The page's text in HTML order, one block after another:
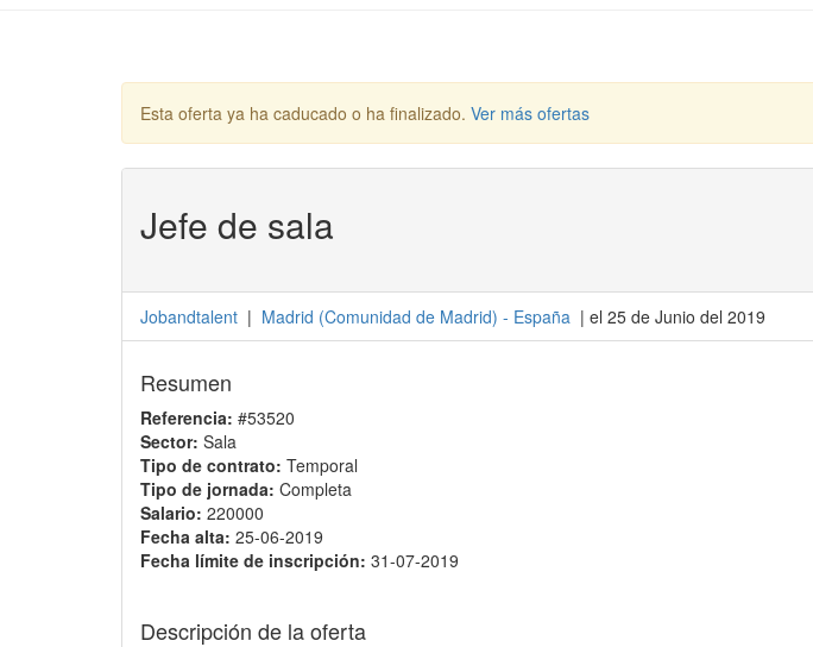
Esta oferta ya ha caducado o ha finalizado. Ver más ofertas
Jefe de sala
Jobandtalent | Madrid (Comunidad de Madrid) - España | el 25 de Junio del 2019
Resumen
Referencia: #53520
Sector: Sala
Tipo de contrato: Temporal
Tipo de jornada: Completa
Salario: 220000
Fecha alta: 25-06-2019
Fecha límite de inscripción: 31-07-2019
Descripción de la oferta